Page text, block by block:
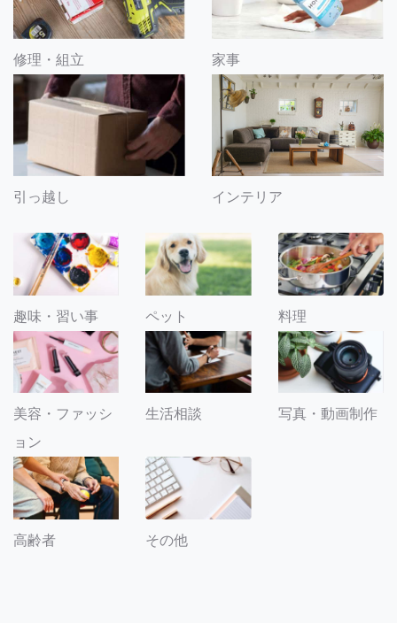
修理・組立 家事
引っ越し インテリア
趣味・習い事 ペット 料理
美容・ファッシ
ョン
生活相談 写真・動画制作
高齢者 その他